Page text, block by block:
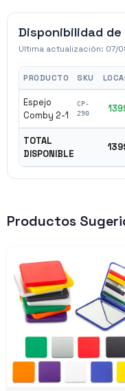
Disponibilidad
Última actualización: 07/
PRODUCTO SKU
Espejo
Comby 2-1
CP-
290
TOTAL
DISPONIBLE
Productos